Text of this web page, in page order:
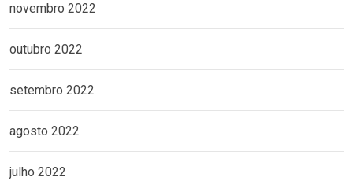
novembro 2022
outubro 2022
setembro 2022
agosto 2022
julho 2022